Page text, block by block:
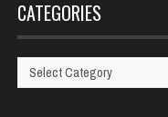
CATEGORIES
Categories